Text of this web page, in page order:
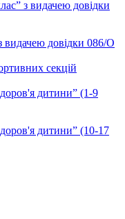
з видачею довідки
видачею довідки 086/О
секцій
дитини” (1-9
дитини” (10-17